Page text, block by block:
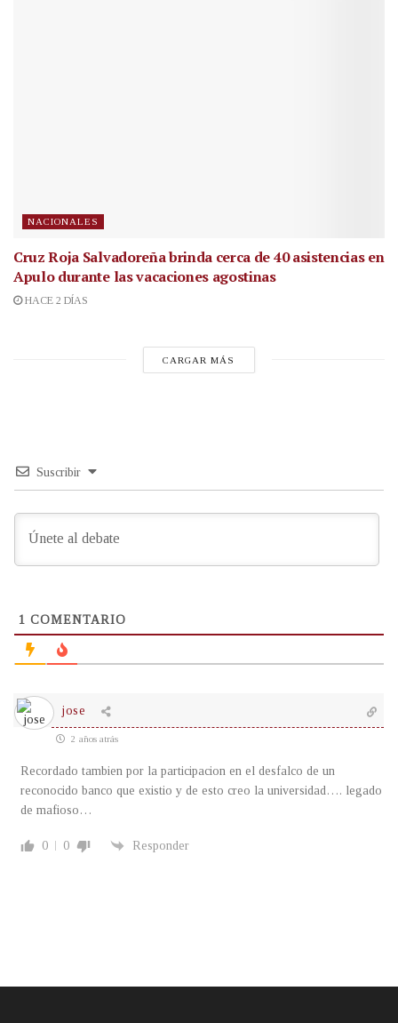
NACIONALES
Cruz Roja Salvadoreña brinda cerca de 40 asistencias en
Apulo durante las vacaciones agostinas
HACE 2 DÍAS
CARGAR MÁS
Suscribir
1 COMENTARIO
jose
2 años atrás
Recordado tambien por la participacion en el desfalco de un
reconocido banco que existio y de esto creo la universidad…. legado
de mafioso…
0 0 Responder